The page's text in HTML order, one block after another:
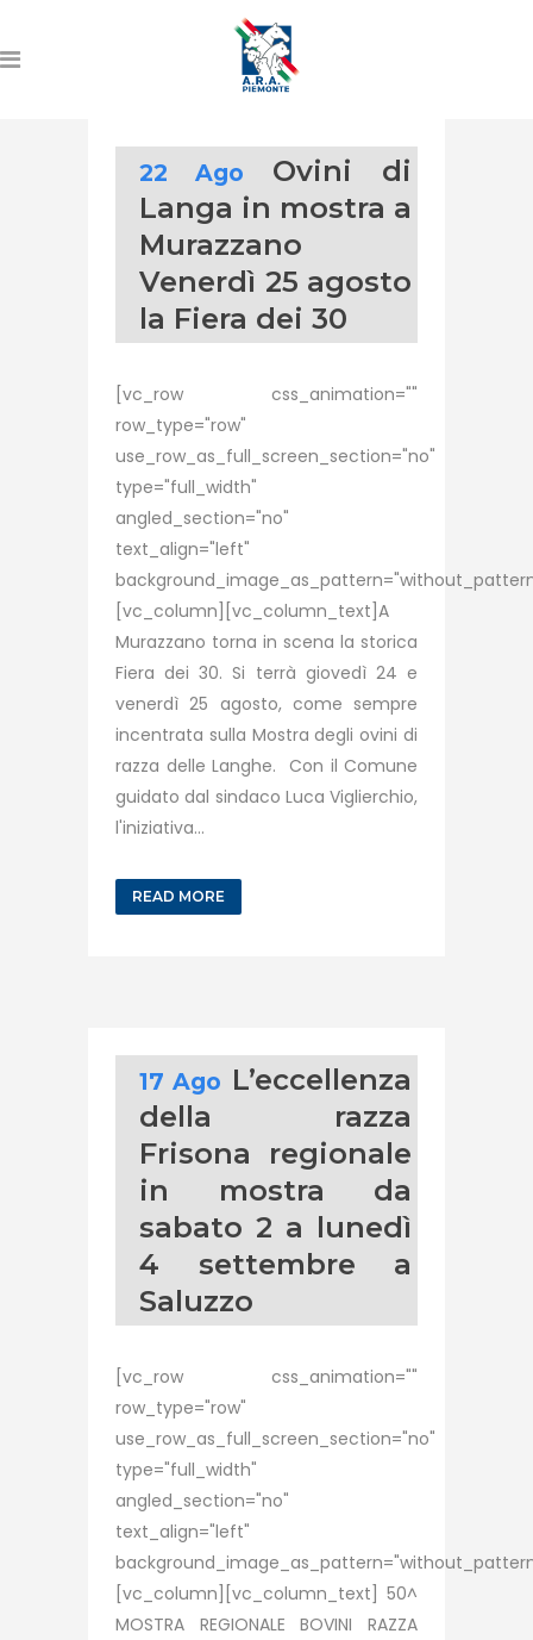
22 Ago
Ovini di
Langa in mostra a
Murazzano
Venerdì 25 agosto
la Fiera dei 30
[vc_row css_animation=""
row_type="row"
use_row_as_full_screen_section="no"
type="full_width"
angled_section="no"
text_align="left"
[vc_column][vc_column_text]A
Murazzano torna in scena la storica
Fiera dei 30. Si terrà giovedì 24 e
venerdì 25 agosto, come sempre
incentrata sulla Mostra degli ovini di
razza delle Langhe. Con il Comune
guidato dal sindaco Luca Viglierchio,
l'iniziativa...
READ MORE
17 Ago L’eccellenza
della razza
Frisona regionale
in mostra da
sabato 2 a lunedì
4 settembre a
Saluzzo
[vc_row css_animation=""
row_type="row"
use_row_as_full_screen_section="no"
type="full_width"
angled_section="no"
text_align="left"
[vc_column][vc_column_text] 50^
MOSTRA REGIONALE BOVINI RAZZA